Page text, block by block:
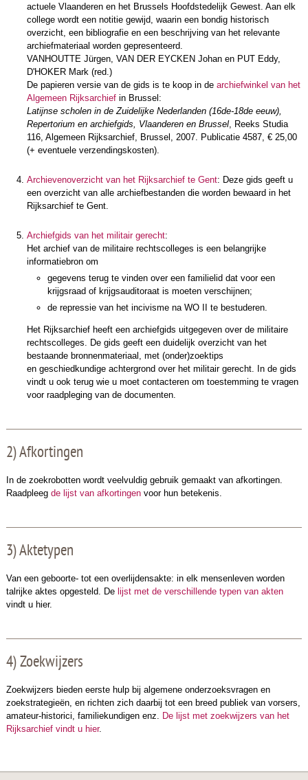
actuele Vlaanderen en het Brussels Hoofdstedelijk Gewest. Aan elk
college wordt een notitie gewijd, waarin een bondig historisch
overzicht, een bibliografie en een beschrijving van het relevante
archiefmateriaal worden gepresenteerd.
VANHOUTTE Jürgen, VAN DER EYCKEN Johan en PUT Eddy,
D'HOKER Mark (red.)
De papieren versie van de gids is te koop in de archiefwinkel van het
Algemeen Rijksarchiefin Brussel:
Latijnse scholen in de Zuidelijke Nederlanden (16de-18de eeuw),
Repertorium en archiefgids, Vlaanderen en Brussel, Reeks Studia
116, Algemeen Rijksarchief, Brussel, 2007. Publicatie 4587, € 25,00
(+ eventuele verzendingskosten).
Archievenoverzicht van het Rijksarchief te Gent: Deze gids geeft u
een overzicht van alle archiefbestanden die worden bewaard in het
Rijksarchief te Gent.
Archiefgids van het militair gerecht:
Het archief van de militaire rechtscolleges is een belangrijke
informatiebron om
gegevens terug te vinden over een familielid dat voor een
krijgsraad of krijgsauditoraat is moeten verschijnen;
de repressie van het incivisme na WO II te bestuderen.
Het Rijksarchief heeft een archiefgids uitgegeven over de militaire
rechtscolleges. De gids geeft een duidelijk overzicht van het
bestaande bronnenmateriaal, met (onder)zoektips
en geschiedkundige achtergrond over het militair gerecht. In de gids
vindt u ook terug wie u moet contacteren om toestemming te vragen
voor raadpleging van de documenten.
2) Afkortingen
In de zoekrobotten wordt veelvuldig gebruik gemaakt van afkortingen.
Raadpleeg de lijst van afkortingenvoor hun betekenis.
3) Aktetypen
Van een geboorte- tot een overlijdensakte: in elk mensenleven worden
talrijke aktes opgesteld. De lijst met de verschillende typen van akten
vindt u hier.
4) Zoekwijzers
Zoekwijzers bieden eerste hulp bij algemene onderzoeksvragen en
zoekstrategieën, en richten zich daarbij tot een breed publiek van vorsers,
amateur-historici, familiekundigen enz. De lijst met zoekwijzers van het
Rijksarchief vindt u hier.